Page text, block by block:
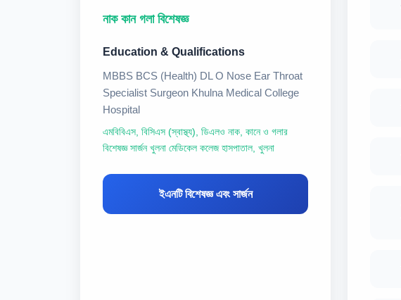
নাক কান গলা বিশেষজ্ঞ
Education & Qualifications
MBBS BCS (Health) DL O Nose Ear Throat
Specialist Surgeon Khulna Medical College
Hospital
এমবিবিএস, বিসিএস (স্বাস্থ্য), ডিএলও নাক, কানে ও গলার
বিশেষজ্ঞ সার্জন খুলনা মেডিকেল কলেজ হাসপাতাল, খুলনা
ইএনটি বিশেষজ্ঞ এবং সার্জন